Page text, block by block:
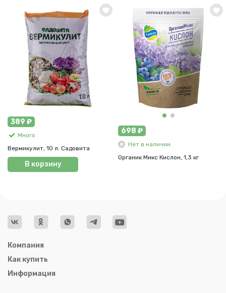
389 ₽
Много
Вермикулит, 10 л. Садовита
В корзину
698 ₽
Нет в наличии
Органик Микс Кислон, 1,3 кг
Компания
Как купить
Информация